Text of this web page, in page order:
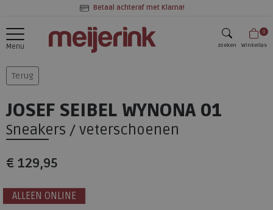
Betaal achteraf met Klarna!
Menu zoeken
0
Winkeltas
Terug
JOSEF SEIBEL WYNONA 01
Sneakers / veterschoenen
€ 129,95
ALLEEN ONLINE